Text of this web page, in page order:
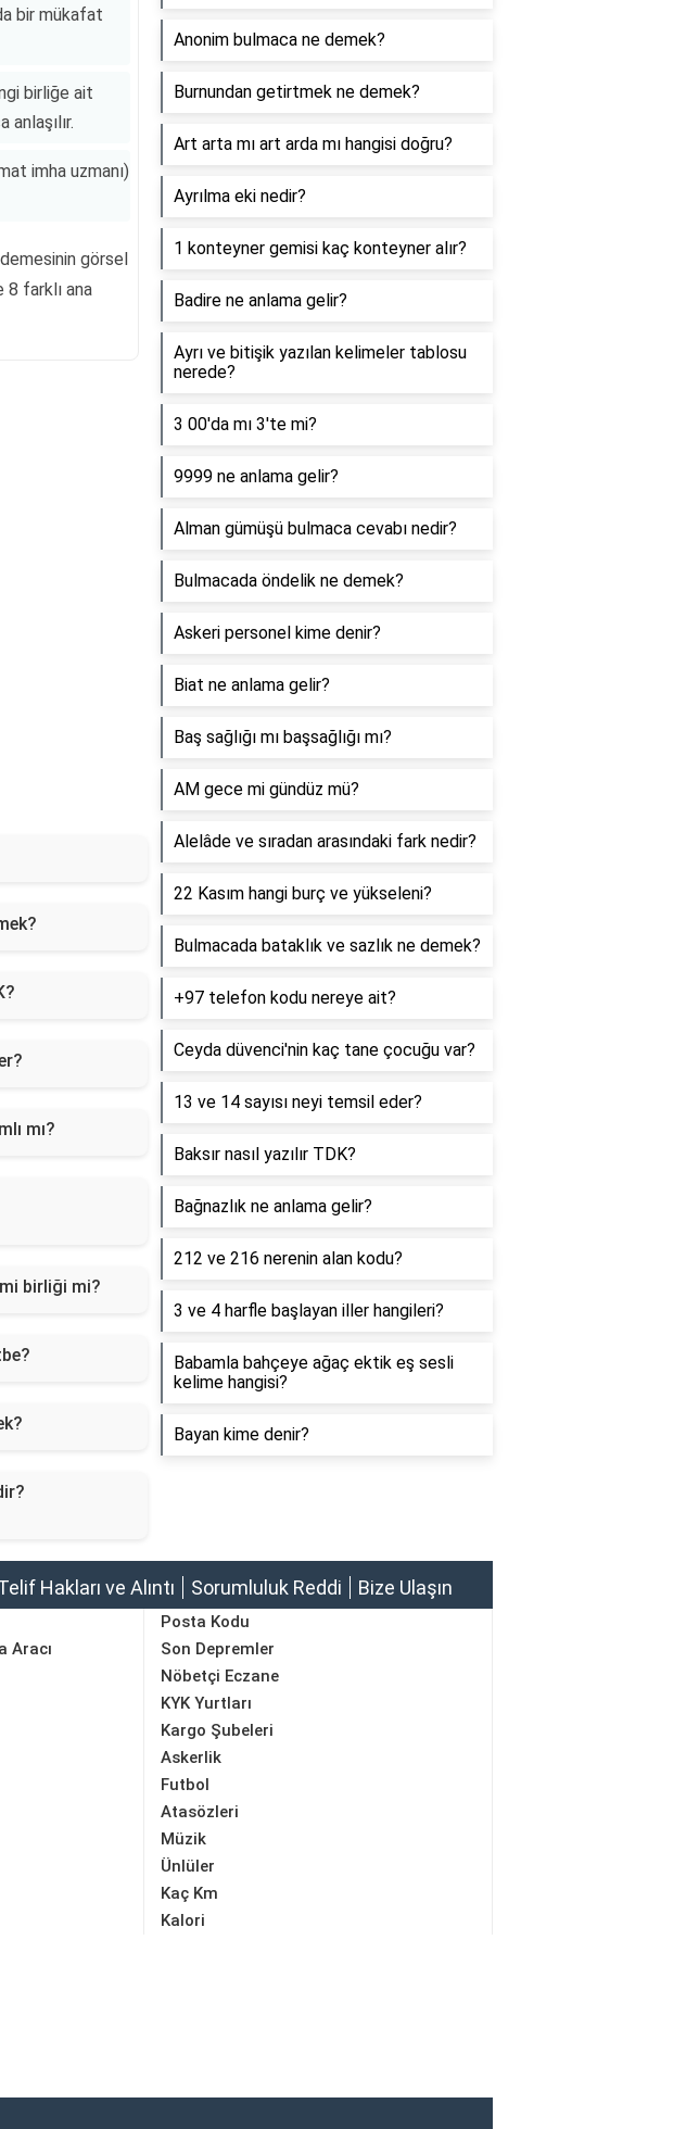
bir mükafat
birliğe ait
imha uzmanı)
görsel
farklı ana
mı?
birliği mi?
Anonim bulmaca ne demek?
Burnundan getirtmek ne demek?
Art arta mı art arda mı hangisi doğru?
Ayrılma eki nedir?
1 konteyner gemisi kaç konteyner alır?
Badire ne anlama gelir?
Ayrı ve bitişik yazılan kelimeler tablosu
nerede?
3 00'da mı 3'te mi?
9999 ne anlama gelir?
Alman gümüşü bulmaca cevabı nedir?
Bulmacada öndelik ne demek?
Askeri personel kime denir?
Biat ne anlama gelir?
Baş sağlığı mı başsağlığı mı?
AM gece mi gündüz mü?
Alelâde ve sıradan arasındaki fark nedir?
22 Kasım hangi burç ve yükseleni?
Bulmacada bataklık ve sazlık ne demek?
+97 telefon kodu nereye ait?
Ceyda düvenci'nin kaç tane çocuğu var?
13 ve 14 sayısı neyi temsil eder?
Baksır nasıl yazılır TDK?
Bağnazlık ne anlama gelir?
212 ve 216 nerenin alan kodu?
3 ve 4 harfle başlayan iller hangileri?
Babamla bahçeye ağaç ektik eş sesli
kelime hangisi?
Bayan kime denir?
Hakları ve Alıntı Sorumluluk Reddi Bize Ulaşın
Aracı
Posta Kodu
Son Depremler
Nöbetçi Eczane
KYK Yurtları
Kargo Şubeleri
Askerlik
Futbol
Atasözleri
Müzik
Ünlüler
Kaç Km
Kalori